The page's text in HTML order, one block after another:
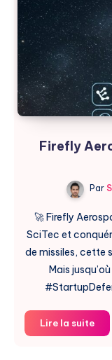
Firefly
Par
🚀 Firefly
SciTec et
de missiles, cette
Mais
Lire la suite